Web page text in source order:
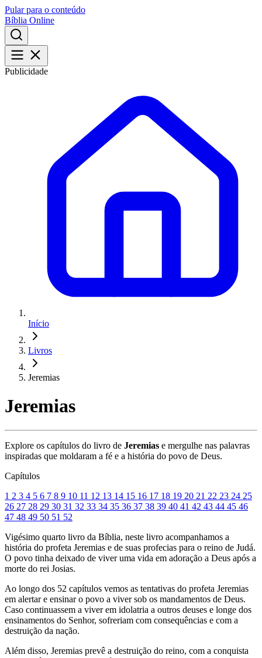
Pular para o conteúdo
Bíblia Online
Publicidade
Início
Livros
Jeremias
Jeremias
Explore os capítulos do livro de Jeremias e mergulhe nas palavras
inspiradas que moldaram a fé e a história do povo de Deus.
Capítulos
1 2 3 4 5 6 7 8 9 10 11 12 13 14 15 16 17 18 19 20 21 22 23 24 25
26 27 28 29 30 31 32 33 34 35 36 37 38 39 40 41 42 43 44 45 46
47 48 49 50 51 52
Vigésimo quarto livro da Bíblia, neste livro acompanhamos a
história do profeta Jeremias e de suas profecias para o reino de Judá.
O povo tinha deixado de viver uma vida em adoração a Deus após a
morte do rei Josias.
Ao longo dos 52 capítulos vemos as tentativas do profeta Jeremias
em alertar e ensinar o povo a viver sob os mandamentos de Deus.
Caso continuassem a viver em idolatria a outros deuses e longe dos
ensinamentos do Senhor, sofreriam com consequências e com a
destruição da nação.
Além disso, Jeremias prevê a destruição do reino, com a conquista